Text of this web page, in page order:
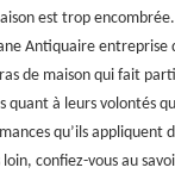
est trop
Antiquaire entreprise
de maison qui fait
quant à leurs volontés
qu’ils appliquent
confiez-vous au